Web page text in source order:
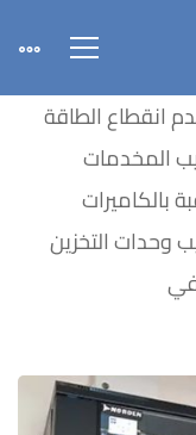
انقطاع الطاقة
المخدمات
بالكاميرات
وحدات التخزين